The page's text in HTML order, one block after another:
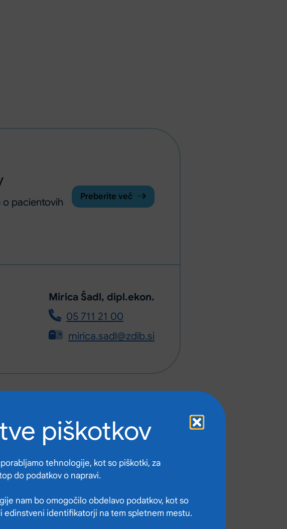
piškotkov
tehnologije, kot so piškotki, za
do podatkov o napravi.
nam bo omogočilo obdelavo podatkov, kot so
edinstveni identifikatorji na tem spletnem mestu.
pacientovih
Preberite več
Mirica Šadl, dipl.ekon.
05 711 21 00
mirica.sadl@zdib.si